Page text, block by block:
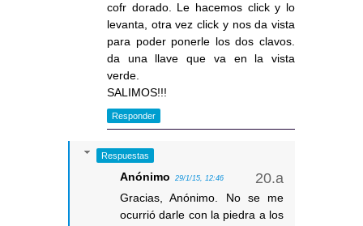
cofr dorado. Le hacemos click y lo
levanta, otra vez click y nos da vista
para poder ponerle los dos clavos.
da una llave que va en la vista
verde.
SALIMOS!!!
Responder
Respuestas
Anónimo 29/1/15, 12:46
Gracias, Anónimo. No se me
ocurrió darle con la piedra a los